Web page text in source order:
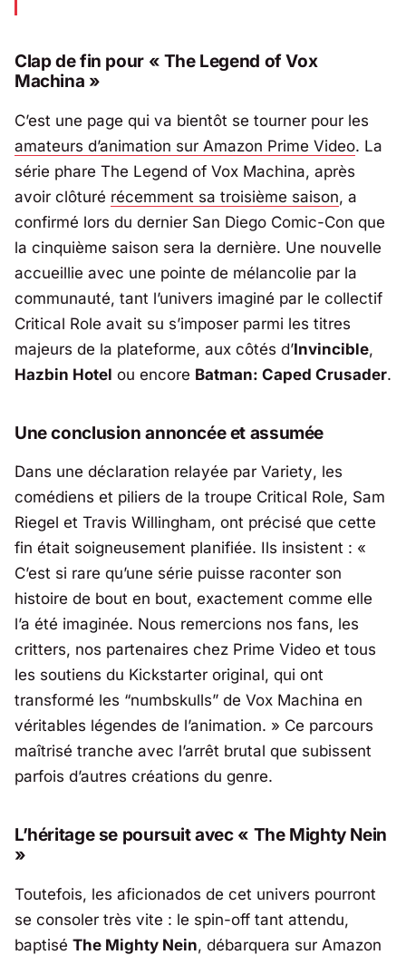
Clap de fin pour « The Legend of Vox
Machina »
C’est une page qui va bientôt se tourner pour les
amateurs d’animation sur Amazon Prime Video. La
série phare The Legend of Vox Machina, après
avoir clôturé récemment sa troisième saison, a
confirmé lors du dernier San Diego Comic-Con que
la cinquième saison sera la dernière. Une nouvelle
accueillie avec une pointe de mélancolie par la
communauté, tant l’univers imaginé par le collectif
Critical Role avait su s’imposer parmi les titres
majeurs de la plateforme, aux côtés d’Invincible,
Hazbin Hotel ou encore Batman: Caped Crusader.
Une conclusion annoncée et assumée
Dans une déclaration relayée par Variety, les
comédiens et piliers de la troupe Critical Role, Sam
Riegel et Travis Willingham, ont précisé que cette
fin était soigneusement planifiée. Ils insistent : «
C’est si rare qu’une série puisse raconter son
histoire de bout en bout, exactement comme elle
l’a été imaginée. Nous remercions nos fans, les
critters, nos partenaires chez Prime Video et tous
les soutiens du Kickstarter original, qui ont
transformé les “numbskulls” de Vox Machina en
véritables légendes de l’animation. » Ce parcours
maîtrisé tranche avec l’arrêt brutal que subissent
parfois d’autres créations du genre.
L’héritage se poursuit avec « The Mighty Nein
»
Toutefois, les aficionados de cet univers pourront
se consoler très vite : le spin-off tant attendu,
baptisé The Mighty Nein, débarquera sur Amazon